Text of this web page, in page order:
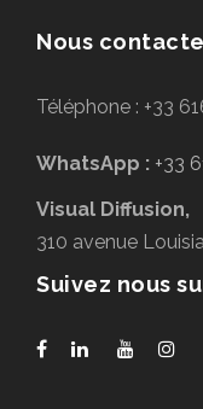
Nous
Téléphone : +33
WhatsApp : +33
Visual Diffusion,
310 avenue
Suivez nous